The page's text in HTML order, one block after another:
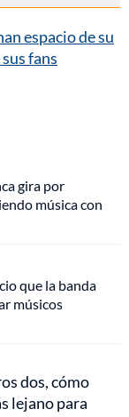
espacio de su
fans
gira por
música con
que la banda
músicos
dos, cómo
lejano para